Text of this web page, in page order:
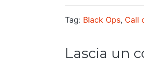
Tag: Black Ops, Call
Lascia un